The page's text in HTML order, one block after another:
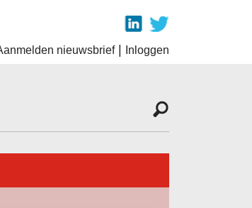
nieuwsbrief| Inloggen